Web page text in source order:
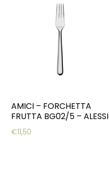
AMICI – FORCHETTA
FRUTTA BG02/5 – ALESSI
€11,50